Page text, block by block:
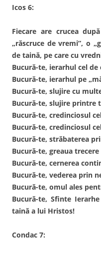
Icos 6:
Fiecare are crucea
„răscruce de vremi”, o
de taină, pe care cu
Bucură-te, ierarhul cel de
Bucură-te, ierarhul pe
Bucură-te, slujire cu
Bucură-te, slujire printre
Bucură-te, credinciosul
Bucură-te, credinciosul
Bucură-te, străbaterea
Bucură-te, greaua
Bucură-te, cernerea
Bucură-te, vederea prin
Bucură-te, omul ales
Bucură-te, Sfinte
taină a lui Hristos!
Condac 7: